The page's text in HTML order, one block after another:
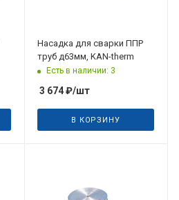
Насадка для сварки ППР
труб д63мм, KAN-therm
Есть в наличии: 3
3 674₽/шт
В КОРЗИНУ